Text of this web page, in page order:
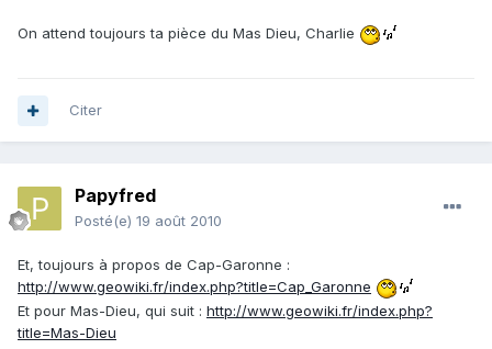
On attend toujours ta pièce du Mas Dieu, Charlie
Citer
Papyfred
Posté(e) 19 août 2010
Et, toujours à propos de Cap-Garonne :
http://www.geowiki.fr/index.php?title=Cap_Garonne
Et pour Mas-Dieu, qui suit : http://www.geowiki.fr/index.php?
title=Mas-Dieu